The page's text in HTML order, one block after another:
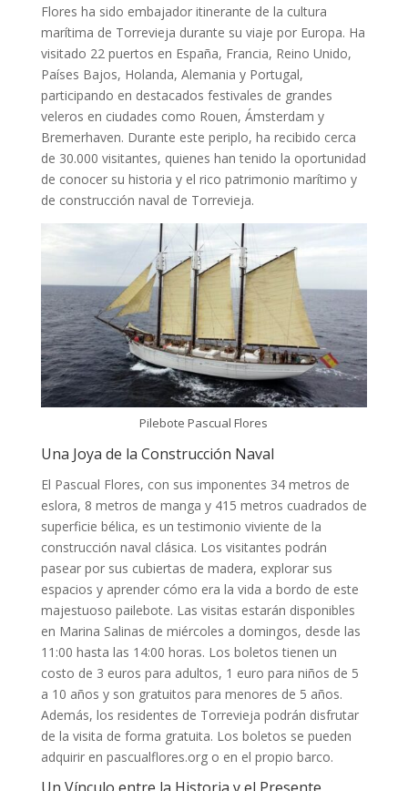
Flores ha sido embajador itinerante de la cultura
marítima de Torrevieja durante su viaje por Europa. Ha
visitado 22 puertos en España, Francia, Reino Unido,
Países Bajos, Holanda, Alemania y Portugal,
participando en destacados festivales de grandes
veleros en ciudades como Rouen, Ámsterdam y
Bremerhaven. Durante este periplo, ha recibido cerca
de 30.000 visitantes, quienes han tenido la oportunidad
de conocer su historia y el rico patrimonio marítimo y
de construcción naval de Torrevieja.
Pilebote Pascual Flores
Una Joya de la Construcción Naval
El Pascual Flores, con sus imponentes 34 metros de
eslora, 8 metros de manga y 415 metros cuadrados de
superficie bélica, es un testimonio viviente de la
construcción naval clásica. Los visitantes podrán
pasear por sus cubiertas de madera, explorar sus
espacios y aprender cómo era la vida a bordo de este
majestuoso pailebote. Las visitas estarán disponibles
en Marina Salinas de miércoles a domingos, desde las
11:00 hasta las 14:00 horas. Los boletos tienen un
costo de 3 euros para adultos, 1 euro para niños de 5
a 10 años y son gratuitos para menores de 5 años.
Además, los residentes de Torrevieja podrán disfrutar
de la visita de forma gratuita. Los boletos se pueden
adquirir en pascualflores.org o en el propio barco.